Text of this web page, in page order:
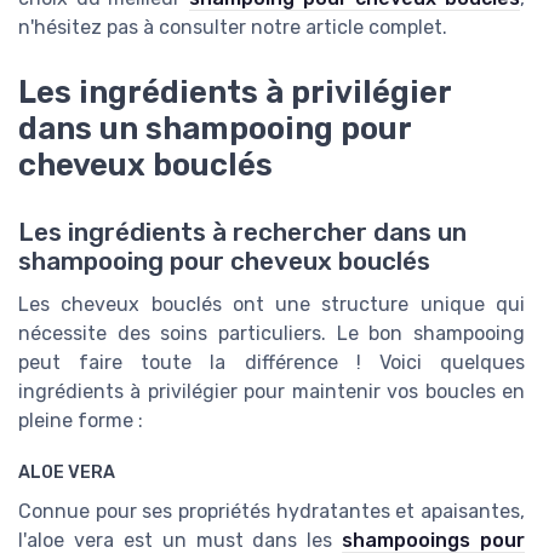
n'hésitez pas à consulter notre article complet.
Les ingrédients à privilégier
dans un shampooing pour
cheveux bouclés
Les ingrédients à rechercher dans un
shampooing pour cheveux bouclés
Les cheveux bouclés ont une structure unique qui
nécessite des soins particuliers. Le bon shampooing
peut faire toute la différence ! Voici quelques
ingrédients à privilégier pour maintenir vos boucles en
pleine forme :
ALOE VERA
Connue pour ses propriétés hydratantes et apaisantes,
l'aloe vera est un must dans les shampooings pour